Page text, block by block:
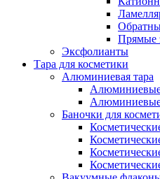
Прямые
Эксфолианты
Тара для косметики
Алюминиевая тара
Баночки для